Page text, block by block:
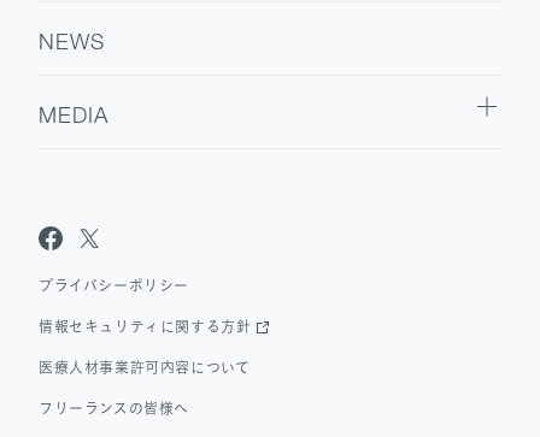
NEWS
MEDIA
Dr.アルなび
プライバシーポリシー
情報セキュリティに関する方針
医療人材事業許可内容について
フリーランスの皆様へ